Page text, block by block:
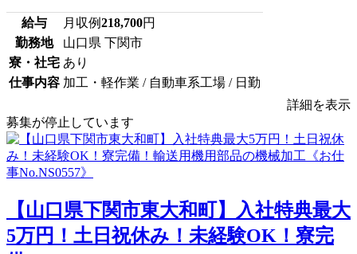
給与 月収例218,700円
勤務地
山口県 下関市
寮・社宅 あり
仕事内容 加工・軽作業 / 自動車系工場 / 日勤
詳細を表示
募集が停止しています
【山口県下関市東大和町】入社特典最大
5万円！土日祝休み！未経験OK！寮完